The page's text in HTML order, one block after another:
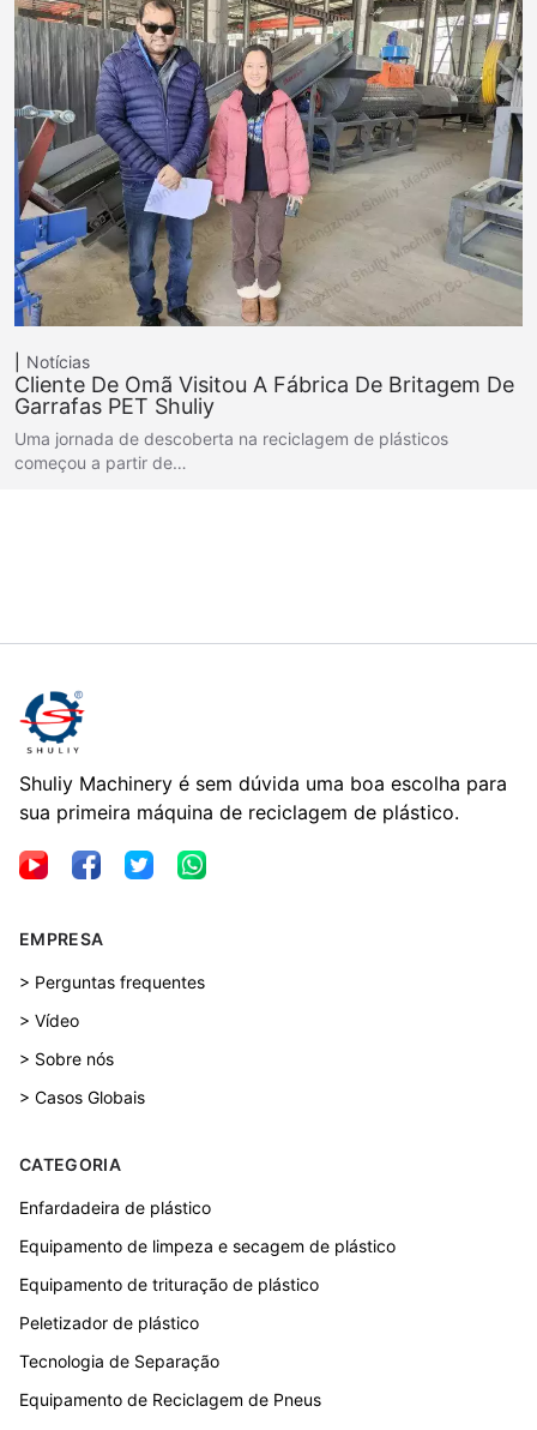
Notícias
Cliente De Omã Visitou A Fábrica De Britagem De
Garrafas PET Shuliy
Uma jornada de descoberta na reciclagem de plásticos
começou a partir de…
Shuliy Machinery é sem dúvida uma boa escolha para
sua primeira máquina de reciclagem de plástico.
EMPRESA
> Perguntas frequentes
> Vídeo
> Sobre nós
> Casos Globais
CATEGORIA
Enfardadeira de plástico
Equipamento de limpeza e secagem de plástico
Equipamento de trituração de plástico
Peletizador de plástico
Tecnologia de Separação
Equipamento de Reciclagem de Pneus